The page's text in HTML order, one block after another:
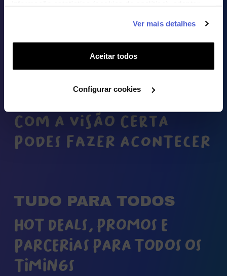
funcionalidades (cookies de personalização e
funcionalidade) e adaptar anúncios aos seus interesses
(cookies de publicidade personalizada). Pode gerir a
Ver mais detalhes
Aceitar todos
Configurar cookies
COM A VISÃO CERTA
PODES FAZER ACONTECER
TUDO PARA TODOS
HOT DEALS, PROMOS E
PARCERIAS PARA TODOS OS
TIMINGS